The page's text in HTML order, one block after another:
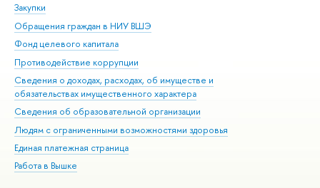
Закупки
Обращения граждан в НИУ ВШЭ
Фонд целевого капитала
Противодействие коррупции
Сведения о доходах, расходах, об имуществе и
обязательствах имущественного характера
Сведения об образовательной организации
Людям с ограниченными возможностями здоровья
Единая платежная страница
Работа в Вышке